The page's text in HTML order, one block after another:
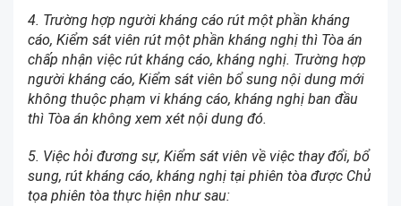
4. Trường hợp người kháng cáo rút một phần kháng
cáo, Kiểm sát viên rút một phần kháng nghị thì Tòa án
chấp nhận việc rút kháng cáo, kháng nghị. Trường hợp
người kháng cáo, Kiểm sát viên bổ sung nội dung mới
không thuộc phạm vi kháng cáo, kháng nghị ban đầu
thì Tòa án không xem xét nội dung đó.
5. Việc hỏi đương sự, Kiểm sát viên về việc thay đổi, bổ
sung, rút kháng cáo, kháng nghị tại phiên tòa được Chủ
tọa phiên tòa thực hiện như sau: